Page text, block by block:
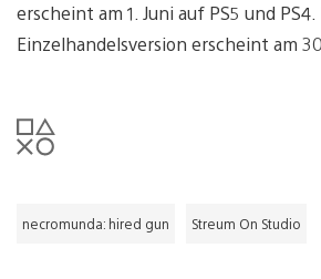
erscheint am 1. Juni auf PS5 und PS4.
Einzelhandelsversion erscheint am
necromunda: hired gun Streum On Studio